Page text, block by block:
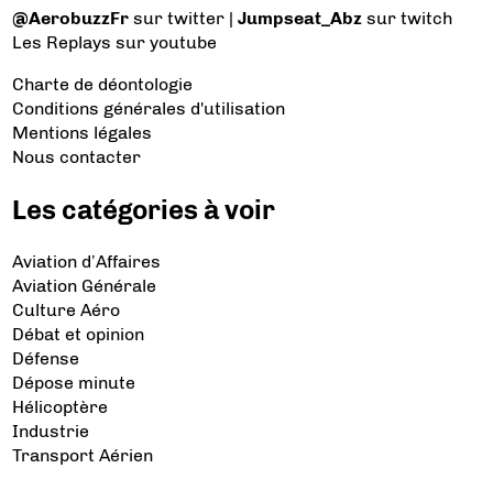
@AerobuzzFr sur twitter |Jumpseat_Abz sur twitch
Les Replays sur youtube
Charte de déontologie
Conditions générales d'utilisation
Mentions légales
Nous contacter
Les catégories à voir
Aviation d’Affaires
Aviation Générale
Culture Aéro
Débat et opinion
Défense
Dépose minute
Hélicoptère
Industrie
Transport Aérien